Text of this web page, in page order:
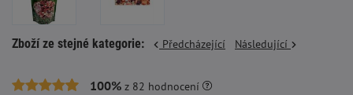
Zboží ze stejné kategorie: Předcházející Následující
100% z 82 hodnocení